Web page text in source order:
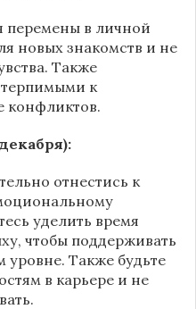
перемены в личной
новых знакомств и не
Также
терпимыми к
конфликтов.
отнестись к
уделить время
чтобы поддерживать
Также будьте
в карьере и не